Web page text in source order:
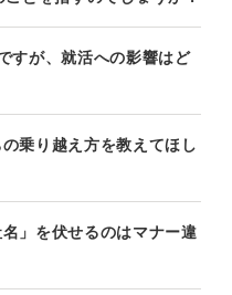
すが、就活への影響はど
乗り越え方を教えてほし
」を伏せるのはマナー違